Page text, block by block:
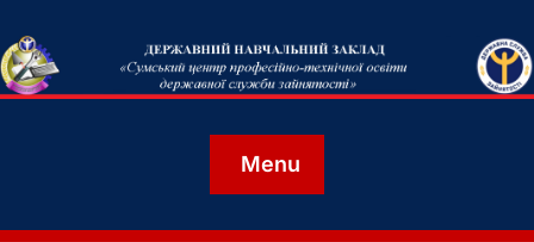
Menu